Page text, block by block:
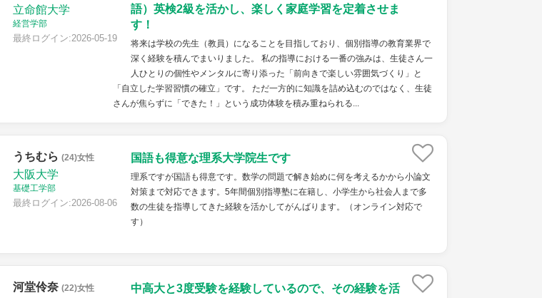
立命館大学
経営学部
最終ログイン:2026-05-19
語）英検2級を活かし、楽しく家庭学習を定着させま
す！
将来は学校の先生（教員）になることを目指しており、個別指導の教育業界で
深く経験を積んでまいりました。 私の指導における一番の強みは、生徒さん一
人ひとりの個性やメンタルに寄り添った「前向きで楽しい雰囲気づくり」と
「自立した学習習慣の確立」です。 ただ一方的に知識を詰め込むのではなく、生徒
さんが焦らずに「できた！」という成功体験を積み重ねられる...
うちむら (24)女性
大阪大学
基礎工学部
最終ログイン:2026-08-06
国語も得意な理系大学院生です
理系ですが国語も得意です。数学の問題で解き始めに何を考えるかから小論文
対策まで対応できます。5年間個別指導塾に在籍し、小学生から社会人まで多
数の生徒を指導してきた経験を活かしてがんばります。（オンライン対応で
す）
河堂伶奈 (22)女性
中高大と3度受験を経験しているので、その経験を活